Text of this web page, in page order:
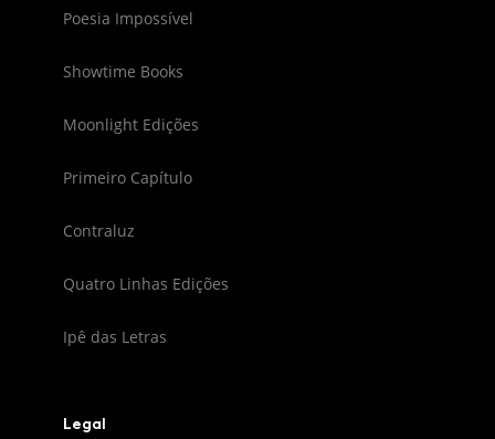
Poesia Impossível
Showtime Books
Moonlight Edições
Primeiro Capítulo
Contraluz
Quatro Linhas Edições
Ipê das Letras
Legal